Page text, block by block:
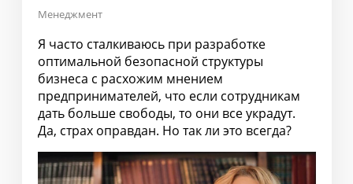
Менеджмент
Я часто сталкиваюсь при разработке
оптимальной безопасной структуры
бизнеса с расхожим мнением
предпринимателей, что если сотрудникам
дать больше свободы, то они все украдут.
Да, страх оправдан. Но так ли это всегда?